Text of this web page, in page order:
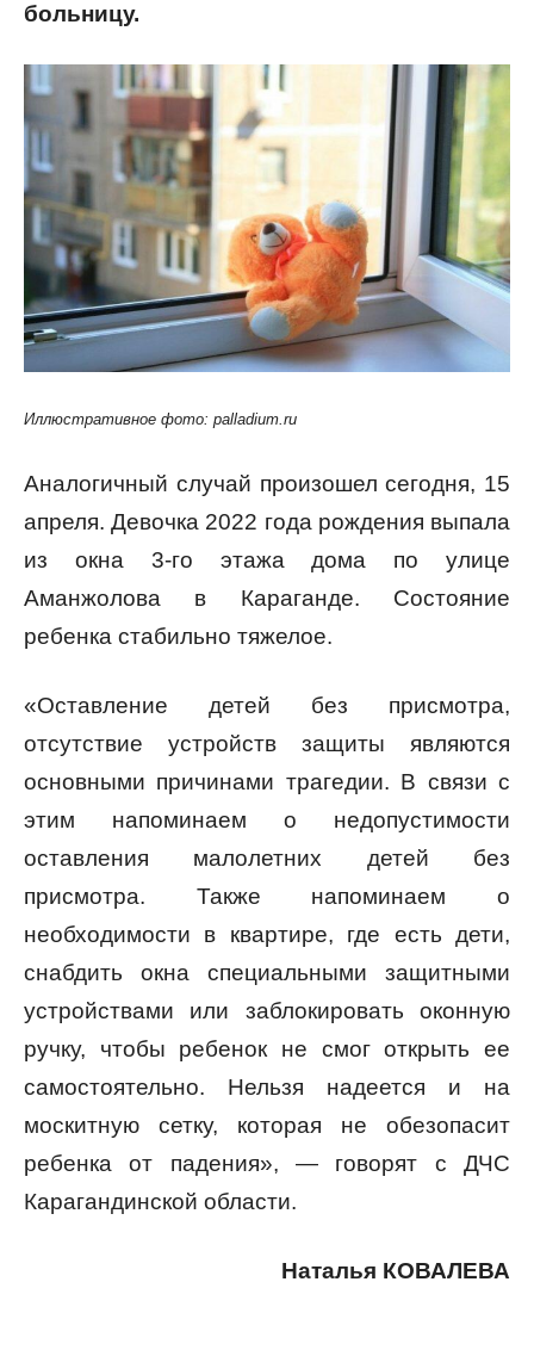
больницу.
Иллюстративное фото: palladium.ru
Аналогичный случай произошел сегодня, 15
апреля. Девочка 2022 года рождения выпала
из окна 3-го этажа дома по улице
Аманжолова в Караганде. Состояние
ребенка стабильно тяжелое.
«Оставление детей без присмотра,
отсутствие устройств защиты являются
основными причинами трагедии. В связи с
этим напоминаем о недопустимости
оставления малолетних детей без
присмотра. Также напоминаем о
необходимости в квартире, где есть дети,
снабдить окна специальными защитными
устройствами или заблокировать оконную
ручку, чтобы ребенок не смог открыть ее
самостоятельно. Нельзя надеется и на
москитную сетку, которая не обезопасит
ребенка от падения», — говорят с ДЧС
Карагандинской области.
Наталья КОВАЛЕВА